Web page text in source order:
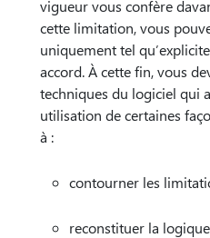
vigueur vous confère
cette limitation, vous
uniquement tel
accord. À cette fin, vous
techniques du logiciel qui
utilisation de certaines
à :
contourner les
reconstituer la